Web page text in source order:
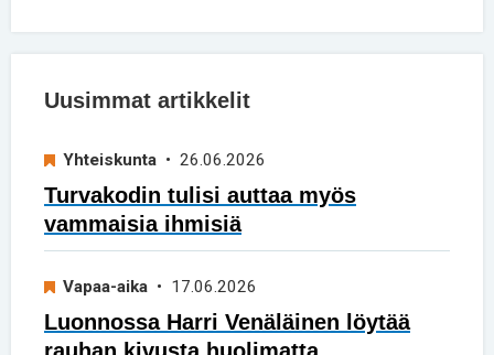
Uusimmat artikkelit
Yhteiskunta • 26.06.2026
Turvakodin tulisi auttaa myös
vammaisia ihmisiä
Vapaa-aika • 17.06.2026
Luonnossa Harri Venäläinen löytää